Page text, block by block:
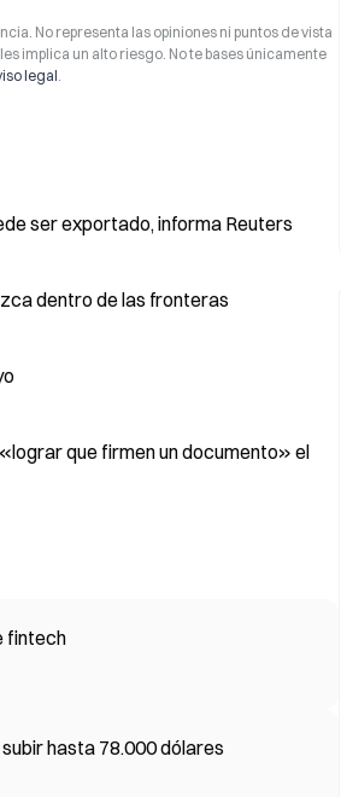
No representa las opiniones ni puntos de vista
implica un alto riesgo. No te bases únicamente
legal.
ser exportado, informa Reuters
dentro de las fronteras
que firmen un documento» el
fintech
hasta 78.000 dólares